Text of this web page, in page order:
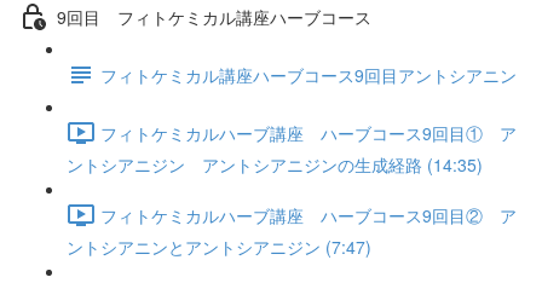
9回目 フィトケミカル講座ハーブコース
フィトケミカル講座ハーブコース9回目アントシアニン
フィトケミカルハーブ講座 ハーブコース9回目① ア
ントシアニジン アントシアニジンの生成経路 (14:35)
フィトケミカルハーブ講座 ハーブコース9回目② ア
ントシアニンとアントシアニジン (7:47)